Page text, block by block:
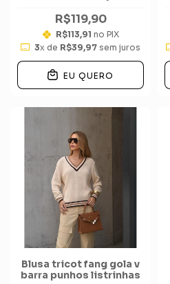
R$119,90
R$113,91 no PIX
3x de R$39,97 sem juros
EU QUERO
Blusa tricot fang gola v
barra punhos listrinhas